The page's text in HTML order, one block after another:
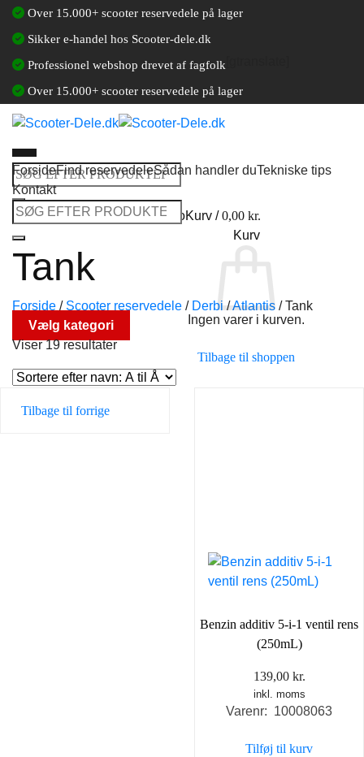
Fortsæt
indhold
Over 15.000+ scooter reservedele på lager
Sikker e-handel hos Scooter-dele.dk
Professionel webshop drevet af fagfolk
Over 15.000+ scooter reservedele på lager
Søg
efter:
Log ind / Opret en kundekontoKurv /0,00 kr.
Kurv
Ingen varer i kurven.
Tilbage til shoppen
ForsideFind reservedeleSådan handler duTekniske tips
Kontakt
Søg
efter:
Tank
Forside / Scooter reservedele / Derbi /Atlantis /Tank
Vælg kategori
Viser 19 resultater
Tilbage til forrige
Benzin additiv 5-i-1 ventil rens
(250mL)
139,00 kr.
inkl. moms
Varenr: 10008063
Tilføj til kurv